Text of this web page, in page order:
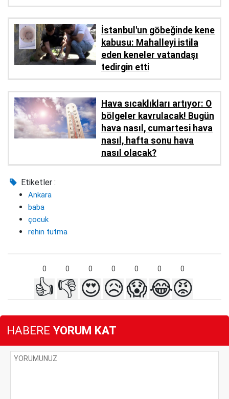
İstanbul'un göbeğinde kene
kabusu: Mahalleyi istila
eden keneler vatandaşı
tedirgin etti
Hava sıcaklıkları artıyor: O
bölgeler kavrulacak! Bugün
hava nasıl, cumartesi hava
nasıl, hafta sonu hava
nasıl olacak?
Etiketler :
Ankara
baba
çocuk
rehin tutma
0 0 0 0 0 0 0
👍 👎 😍😥😱😂😡
HABERE YORUM KAT